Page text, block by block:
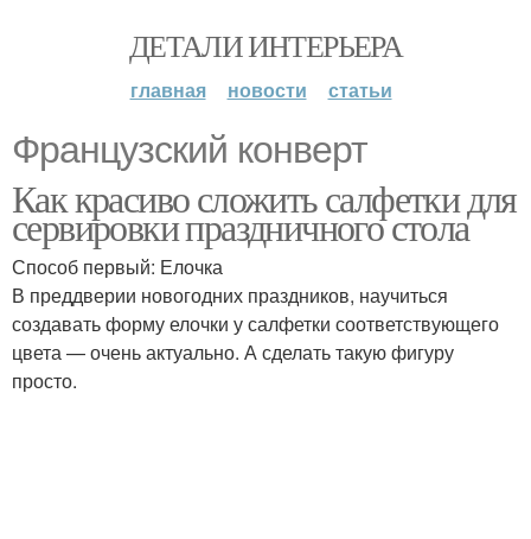
ДЕТАЛИ ИНТЕРЬЕРА
главная новости статьи
Французский конверт
Как красиво сложить салфетки для
сервировки праздничного стола
Способ первый: Елочка
В преддверии новогодних праздников, научиться
создавать форму елочки у салфетки соответствующего
цвета — очень актуально. А сделать такую фигуру
просто.